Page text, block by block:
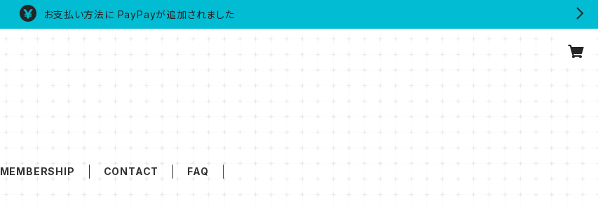
お支払い方法に PayPayが追加されました
MEMBERSHIP CONTACT FAQ